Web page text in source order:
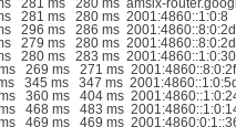
281 ms 280 ms amsix-
281 ms 280 ms 2001:4860::1:0:8
296 ms 286 ms
279 ms 280 ms
280 ms 283 ms
269 ms 271 ms
345 ms 347 ms
360 ms 404 ms
468 ms 483 ms
469 ms 469 ms